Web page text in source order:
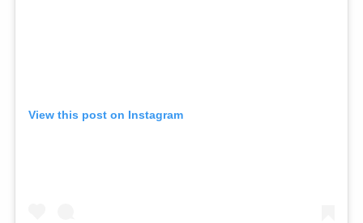
View this post on Instagram